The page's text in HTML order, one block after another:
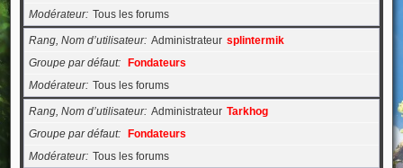
Modérateur Tous les forums
Rang, Nom d’utilisateur Administrateur splintermik
Groupe par défaut
Fondateurs
Modérateur Tous les forums
Rang, Nom d’utilisateur Administrateur Tarkhog
Groupe par défaut
Fondateurs
Modérateur Tous les forums